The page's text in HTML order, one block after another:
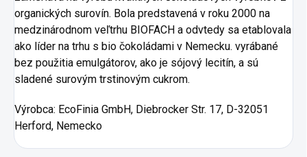
organických surovín. Bola predstavená v roku 2000 na
medzinárodnom veľtrhu BIOFACH a odvtedy sa etablovala
ako líder na trhu s bio čokoládami v Nemecku. vyrábané
bez použitia emulgátorov, ako je sójový lecitín, a sú
sladené surovým trstinovým cukrom.
Výrobca: EcoFinia GmbH, Diebrocker Str. 17, D-32051
Herford, Nemecko